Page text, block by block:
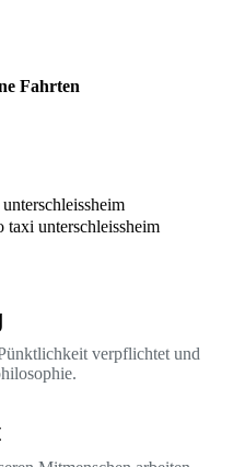
Fahrten
verpflichtet und